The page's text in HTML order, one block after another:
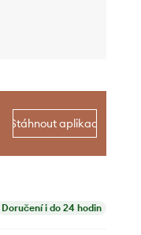
Stáhnout aplikaci
Doručení i do 24 hodin